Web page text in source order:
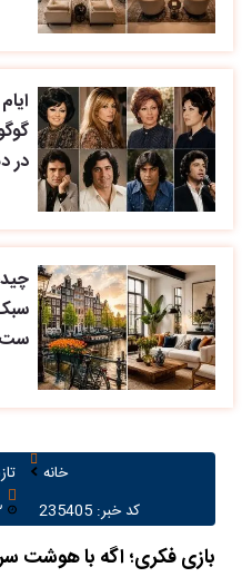
در
ست
خانه
کد خبر: 235405
بازی فکری؛ اگه با هوشت